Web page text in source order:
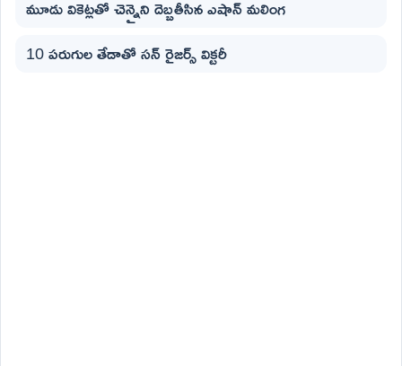
మూడు వికెట్లతో చెన్నైని దెబ్బతీసిన ఎషాన్ మలింగ
10 పరుగుల తేడాతో సన్ రైజర్స్ విక్టరీ